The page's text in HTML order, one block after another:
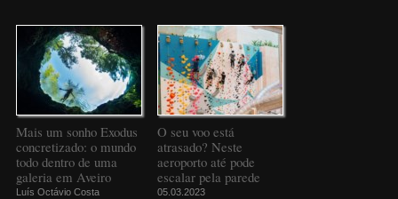
Mais um sonho Exodus
concretizado: o mundo
todo dentro de uma
galeria em Aveiro
Luís Octávio Costa
O seu voo está
atrasado? Neste
aeroporto até pode
escalar pela parede
05.03.2023